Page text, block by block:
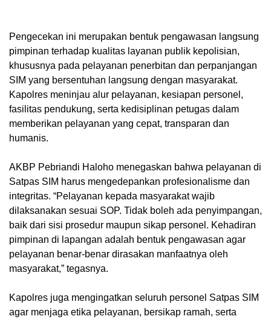
Pengecekan ini merupakan bentuk pengawasan langsung
pimpinan terhadap kualitas layanan publik kepolisian,
khususnya pada pelayanan penerbitan dan perpanjangan
SIM yang bersentuhan langsung dengan masyarakat.
Kapolres meninjau alur pelayanan, kesiapan personel,
fasilitas pendukung, serta kedisiplinan petugas dalam
memberikan pelayanan yang cepat, transparan dan
humanis.
AKBP Pebriandi Haloho menegaskan bahwa pelayanan di
Satpas SIM harus mengedepankan profesionalisme dan
integritas. “Pelayanan kepada masyarakat wajib
dilaksanakan sesuai SOP. Tidak boleh ada penyimpangan,
baik dari sisi prosedur maupun sikap personel. Kehadiran
pimpinan di lapangan adalah bentuk pengawasan agar
pelayanan benar-benar dirasakan manfaatnya oleh
masyarakat,” tegasnya.
Kapolres juga mengingatkan seluruh personel Satpas SIM
agar menjaga etika pelayanan, bersikap ramah, serta